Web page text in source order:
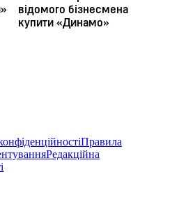
Правила
Редакційна